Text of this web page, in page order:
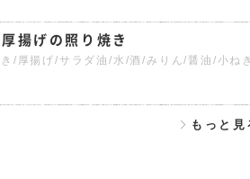
揚げの照り焼き
き/厚揚げ/サラダ油/水/酒/みりん/醤油/小ね
もっと見